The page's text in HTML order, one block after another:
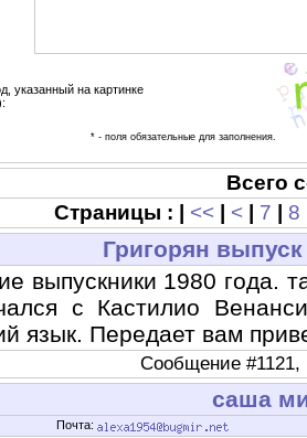
указанный на картинке
* - поля обязательные для заполнения.
Всего
Страницы : |
<< < 7 8
Григорян выпуск
выпускники 1980 года.
с Кастилио
язык. Передает вам
Сообщение #1121,
саша
Почта: